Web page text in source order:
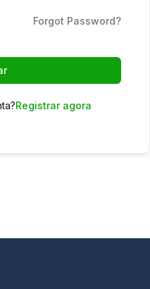
Forgot Password?
Registrar agora